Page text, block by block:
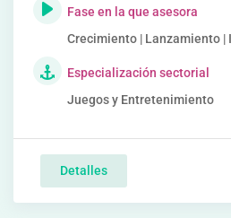
Fase en la que asesora
Crecimiento | Lanzamiento |
Especialización sectorial
Juegos y Entretenimiento
Detalles